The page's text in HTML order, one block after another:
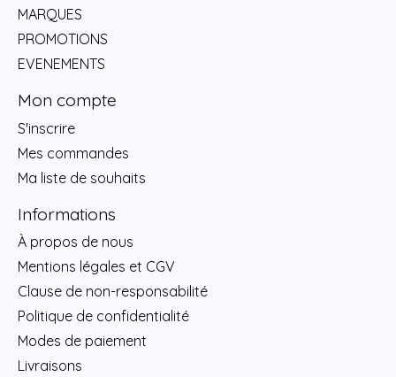
MARQUES
PROMOTIONS
EVENEMENTS
Mon compte
S'inscrire
Mes commandes
Ma liste de souhaits
Informations
À propos de nous
Mentions légales et CGV
Clause de non-responsabilité
Politique de confidentialité
Modes de paiement
Livraisons